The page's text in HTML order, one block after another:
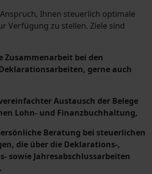
Ihnen steuerlich optimale
Verfügung zu stellen. Ziele sind
Zusammenarbeit bei den
gerne auch
Austausch der Belege
Lohn- und Finanzbuchhaltung,
Beratung bei steuerlichen
die über die Deklarations-,
sowie Jahresabschlussarbeiten